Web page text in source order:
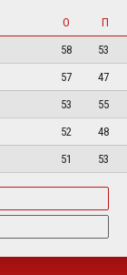
О
П
58
53
57
47
53
55
52
48
51 53